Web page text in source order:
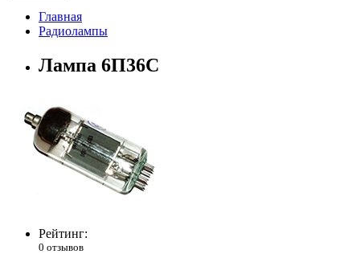
Главная
Радиолампы
Лампа 6П36С
Рейтинг:
0 отзывов